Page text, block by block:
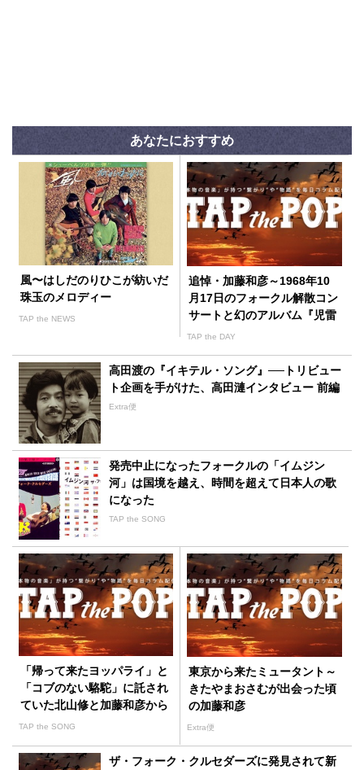
あなたにおすすめ
風〜はしだのりひこが紡いだ
珠玉のメロディー
TAP the NEWS
追悼・加藤和彦～1968年10
月17日のフォークル解散コン
サートと幻のアルバム『児雷
也』
TAP the DAY
高田渡の『イキテル・ソング』──トリビュー
ト企画を手がけた、高田漣インタビュー 前編
Extra便
発売中止になったフォークルの「イムジン
河」は国境を越え、時間を超えて日本人の歌
になった
TAP the SONG
「帰って来たヨッパライ」と
「コブのない駱駝」に託され
ていた北山修と加藤和彦から
のメッセージ
TAP the SONG
東京から来たミュータント～
きたやまおさむが出会った頃
の加藤和彦
Extra便
ザ・フォーク・クルセダーズに発見されて新